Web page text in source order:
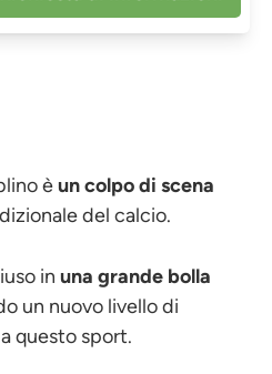
èun colpo di scena
del calcio.
in una grande bolla
un nuovo livello di
questo sport.